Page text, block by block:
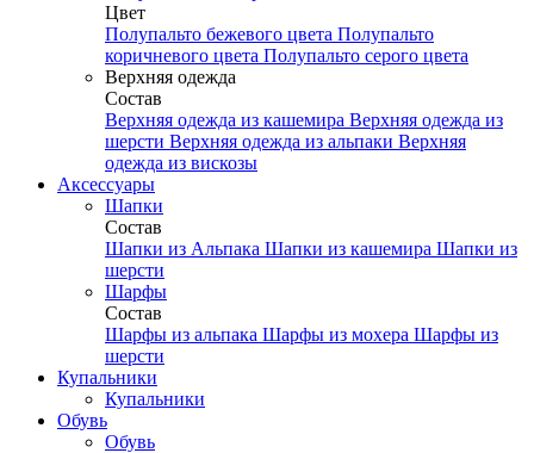
Цвет
Полупальто бежевого цвета Полупальто
коричневого цвета Полупальто серого цвета
Верхняя одежда
Состав
Верхняя одежда из кашемира Верхняя одежда из
шерсти Верхняя одежда из альпаки Верхняя
одежда из вискозы
Аксесcуары
Шапки
Состав
Шапки из Альпака Шапки из кашемира Шапки из
шерсти
Шарфы
Состав
Шарфы из альпака Шарфы из мохера Шарфы из
шерсти
Купальники
Купальники
Обувь
Обувь